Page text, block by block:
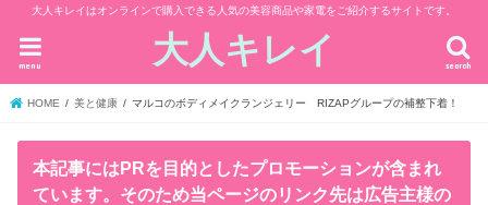
大人キレイはオンラインで購入できる人気の美容商品や家電をご紹介するサイトです。
大人キレイ search
menu
HOME 美と健康 マルコのボディメイクランジェリー RIZAPグループの補整下着！
本記事にはPRを目的としたプロモーションが含まれ
ています。そのため当ページのリンク先は広告主様の